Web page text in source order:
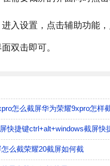
入设置，点击辅助功能
双击即可。
怎么截屏华为荣耀9xpro怎样
快捷键ctrl+alt+windows截屏快
么截荣耀20截屏如何截